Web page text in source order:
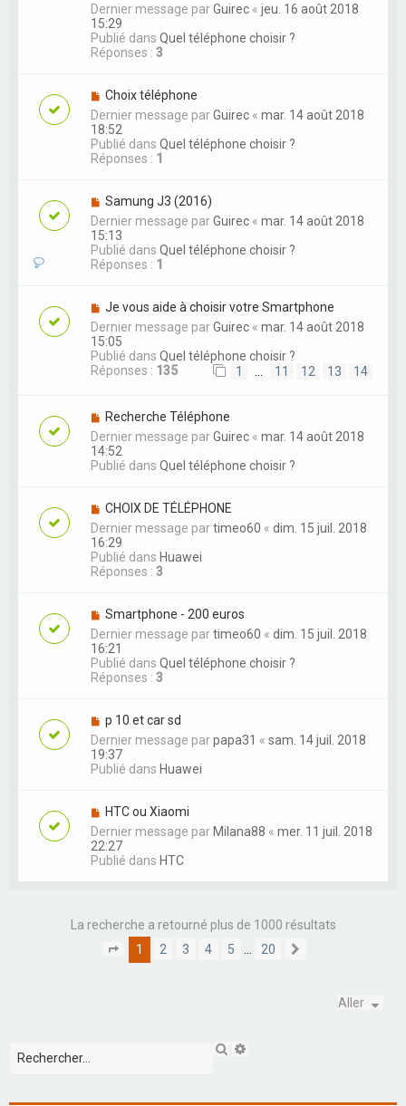
Dernier message parGuirec « jeu. 16 août 2018
15:29
Publié dans Quel téléphone choisir ?
Réponses : 3
Choix téléphone
Dernier message parGuirec « mar. 14 août 2018
18:52
Publié dans Quel téléphone choisir ?
Réponses : 1
Samung J3 (2016)
Dernier message parGuirec « mar. 14 août 2018
15:13
Publié dans Quel téléphone choisir ?
Réponses : 1
Je vous aide à choisir votre Smartphone
Dernier message parGuirec « mar. 14 août 2018
15:05
Publié dans Quel téléphone choisir ?
Réponses : 135 1 11 12 13 14
Recherche Téléphone
Dernier message parGuirec « mar. 14 août 2018
14:52
Publié dans Quel téléphone choisir ?
CHOIX DE TÉLÉPHONE
Dernier message partimeo60 « dim. 15 juil. 2018
16:29
Publié dans Huawei
Réponses : 3
Smartphone - 200 euros
Dernier message partimeo60 « dim. 15 juil. 2018
16:21
Publié dans Quel téléphone choisir ?
Réponses : 3
p 10 et car sd
Dernier message parpapa31 « sam. 14 juil. 2018
19:37
Publié dans Huawei
HTC ou Xiaomi
Dernier message par Milana88 « mer. 11 juil. 2018
22:27
Publié dans HTC
La recherche a retourné plus de 1000 résultats
a
1 2 3 4 5 … 20
Aller
R